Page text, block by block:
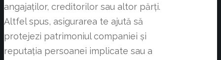
angajaților, creditorilor sau altor părți.
Altfel spus, asigurarea te ajută să
protejezi patrimoniul companiei și
reputația persoanei implicate sau a